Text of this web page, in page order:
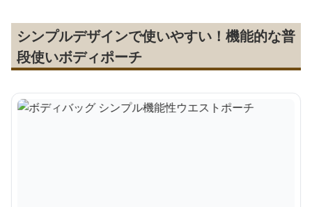
シンプルデザインで使いやすい！機能的な普
段使いボディポーチ